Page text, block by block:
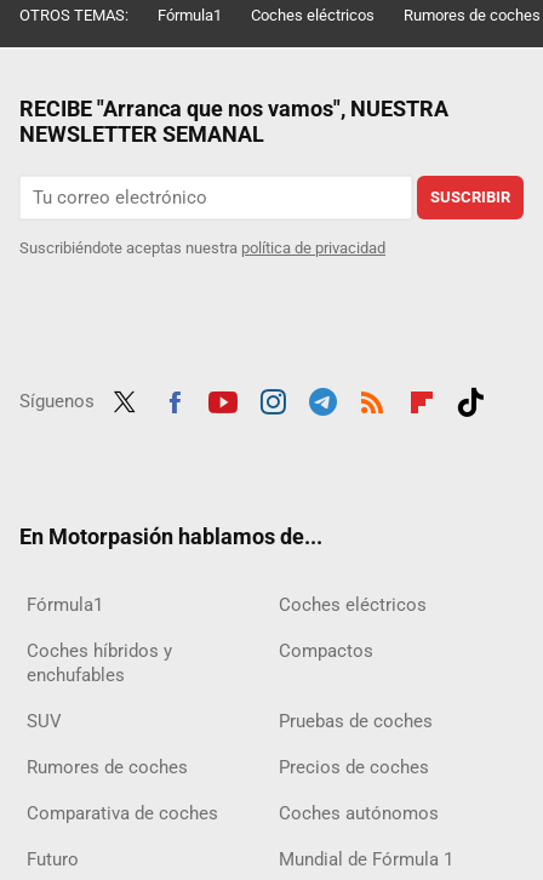
OTROS TEMAS: Fórmula1 Coches eléctricos Rumores de coches
RECIBE "Arranca que nos vamos", NUESTRA
NEWSLETTER SEMANAL
SUSCRIBIR
Suscribiéndote aceptas nuestra política de privacidad
Síguenos
En Motorpasión hablamos de...
Fórmula1 Coches eléctricos
Coches híbridos y
enchufables
Compactos
SUV Pruebas de coches
Rumores de coches Precios de coches
Comparativa de coches Coches autónomos
Futuro Mundial de Fórmula 1